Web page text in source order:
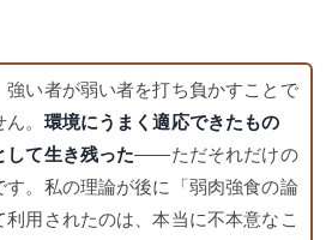
強い者が弱い者を打ち負かすことで
。 環境にうまく適応できたもの
して生き残った——ただそれだけの
す。私の理論が後に「弱肉強食の論
利用されたのは、本当に不本意なこ